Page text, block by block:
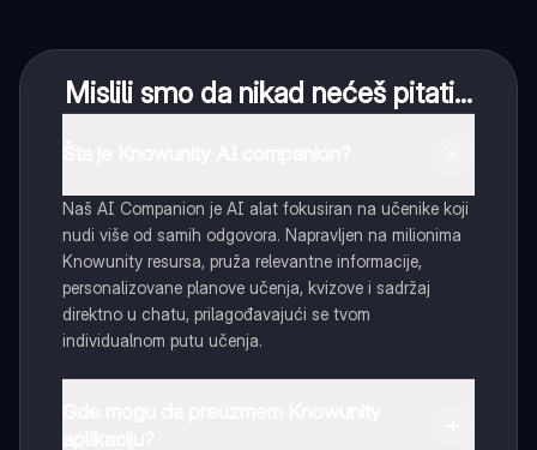
Mislili smo da nikad nećeš pitati...
Naš AI Companion je AI alat fokusiran na učenike koji
nudi više od samih odgovora. Napravljen na milionima
Knowunity resursa, pruža relevantne informacije,
personalizovane planove učenja, kvizove i sadržaj
direktno u chatu, prilagođavajući se tvom
individualnom putu učenja.